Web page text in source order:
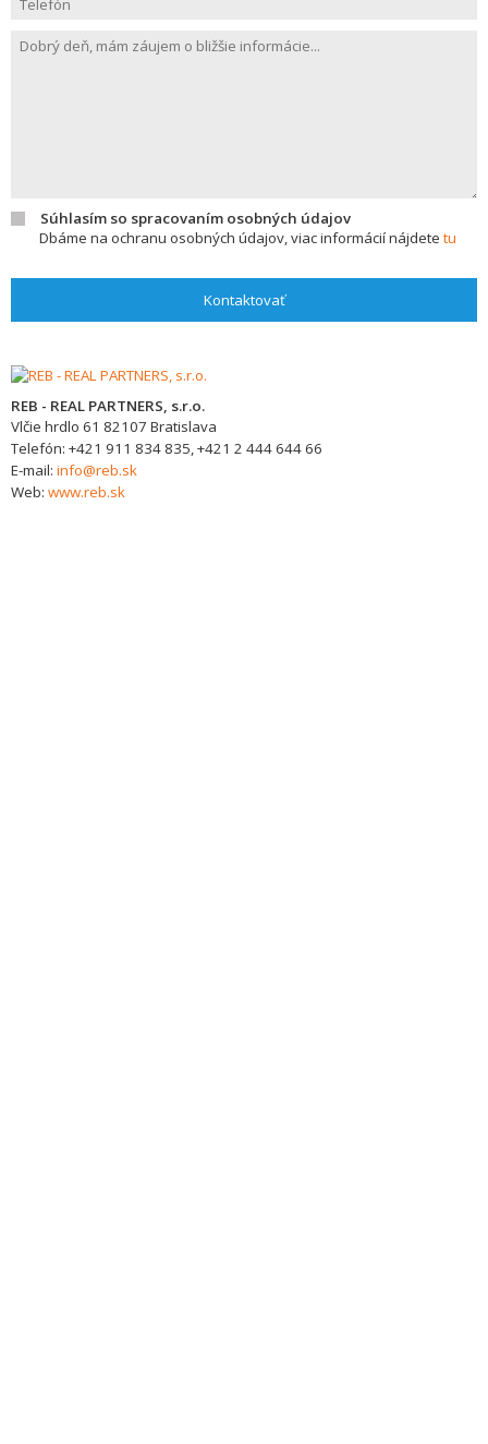
Súhlasím so spracovaním osobných údajov
Dbáme na ochranu osobných údajov, viac informácií nájdete tu
Kontaktovať
REB - REAL PARTNERS, s.r.o.
Vlčie hrdlo 61 82107 Bratislava
Telefón: +421 911 834 835, +421 2 444 644 66
E-mail: info@reb.sk
Web: www.reb.sk